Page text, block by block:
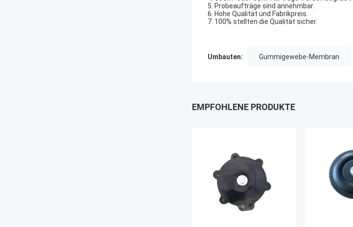
5. Probeaufträge sind annehmbar.
6. Hohe Qualität und Fabrikpreis.
7. 100% stellten die Qualität sicher.
Umbauten: Gummigewebe-Membran
EMPFOHLENE PRODUKTE